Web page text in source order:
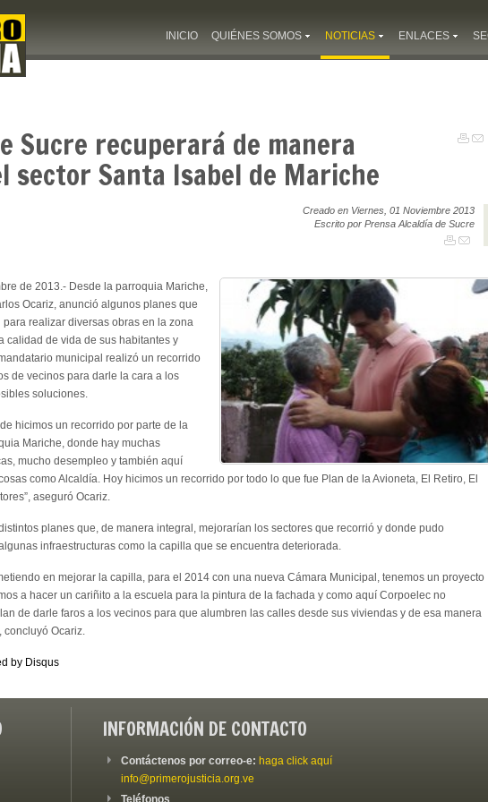
INICIO QUIÉNES SOMOS NOTICIAS ENLACES
Sucre recuperará de manera
sector Santa Isabel de Mariche
Creado en Viernes, 01 Noviembre 2013
Escrito por Prensa Alcaldía de Sucre
de 2013.- Desde la parroquia Mariche,
Ocariz, anunció algunos planes que
realizar diversas obras en la zona
calidad de vida de sus habitantes y
municipal realizó un recorrido
de vecinos para darle la cara a los
soluciones.
hicimos un recorrido por parte de la
Mariche, donde hay muchas
mucho desempleo y también aquí
como Alcaldía. Hoy hicimos un recorrido por todo lo que fue Plan de la Avioneta, El Retiro, El
aseguró Ocariz.
planes que, de manera integral, mejorarían los sectores que recorrió y donde pudo
infraestructuras como la capilla que se encuentra deteriorada.
en mejorar la capilla, para el 2014 con una nueva Cámara Municipal, tenemos un proyecto
a hacer un cariñito a la escuela para la pintura de la fachada y como aquí Corpoelec no
de darle faros a los vecinos para que alumbren las calles desde sus viviendas y de esa manera
concluyó Ocariz.
by Disqus
INFORMACIÓN DE CONTACTO
Contáctenos por correo-e: haga click aquí
info@primerojusticia.org.ve
Teléfonos